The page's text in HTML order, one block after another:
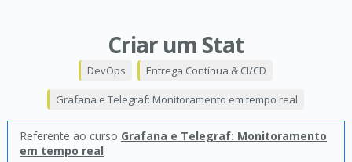
Criar um Stat
DevOps Entrega Contínua & CI/CD
Grafana e Telegraf: Monitoramento em tempo real
Referente ao curso Grafana e Telegraf: Monitoramento
em tempo real